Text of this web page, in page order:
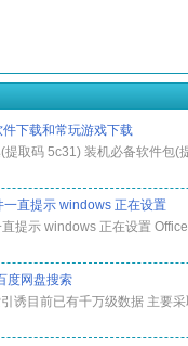
下载和常玩游戏下载
提取码 5c31) 装机必备软件包(
一直提示 windows 正在设置
提示 windows 正在设置
度网盘搜索
诱目前已有千万级数据 主要